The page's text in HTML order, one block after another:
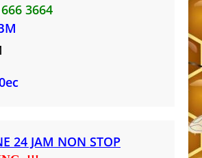
3664
24 JAM NON STOP